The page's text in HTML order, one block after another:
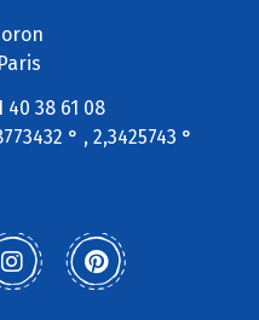
40 38 61 08
° , 2,3425743 °